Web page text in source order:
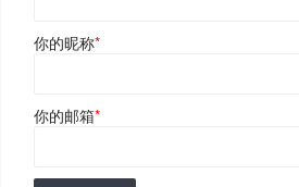
你的昵称*
你的邮箱*